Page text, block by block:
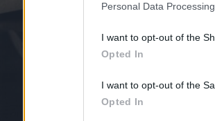
Personal Data
I want to opt-out of the
Opted In
I want to opt-out of the
Opted In